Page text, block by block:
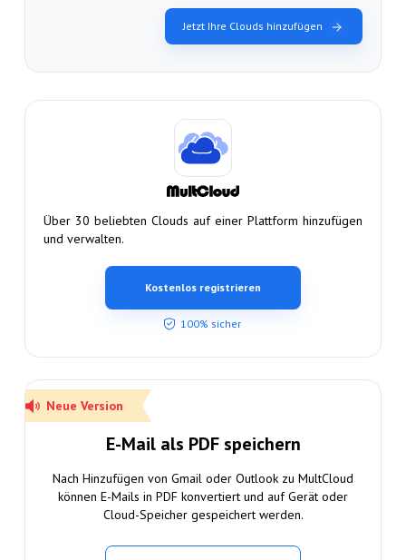
Jetzt Ihre Clouds hinzufügen
Über 30 beliebten Clouds auf einer Plattform hinzufügen
und verwalten.
Kostenlos registrieren
100% sicher
Neue Version
E-Mail als PDF speichern
Nach Hinzufügen von Gmail oder Outlook zu MultCloud
können E-Mails in PDF konvertiert und auf Gerät oder
Cloud-Speicher gespeichert werden.